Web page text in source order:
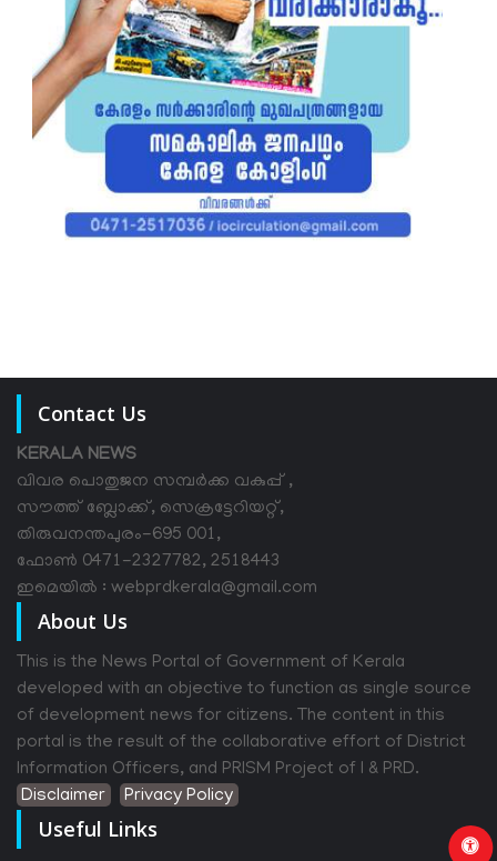
Contact Us
KERALA NEWS
വിവര പൊതുജന സമ്പര്‍ക്ക വകുപ്പ് ,
സൗത്ത് ബ്ലോക്ക്, സെക്രട്ടേറിയറ്റ്,
തിരുവനന്തപുരം-695 001,
ഫോൺ 0471-2327782, 2518443
ഇമെയിൽ : webprdkerala@gmail.com
About Us
This is the News Portal of Government of Kerala
developed with an objective to function as single source
of development news for citizens. The content in this
portal is the result of the collaborative effort of District
Information Officers, and PRISM Project of I & PRD.
Disclaimer
Privacy Policy
Useful Links